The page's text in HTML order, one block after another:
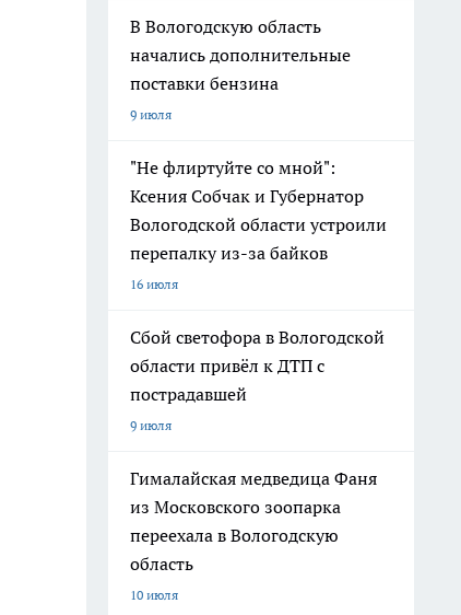
В Вологодскую область
начались дополнительные
поставки бензина
9 июля
"Не флиртуйте со мной":
Ксения Собчак и Губернатор
Вологодской области устроили
перепалку из-за байков
16 июля
Сбой светофора в Вологодской
области привёл к ДТП с
пострадавшей
9 июля
Гималайская медведица Фаня
из Московского зоопарка
переехала в Вологодскую
область
10 июля